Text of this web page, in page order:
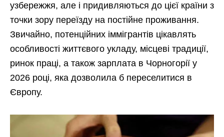
узбережжя, але і придивляються до цієї країни з
точки зору переїзду на постійне проживання.
Звичайно, потенційних іммігрантів цікавлять
особливості життєвого укладу, місцеві традиції,
ринок праці, а також зарплата в Чорногорії у
2026 році, яка дозволила б переселитися в
Європу.